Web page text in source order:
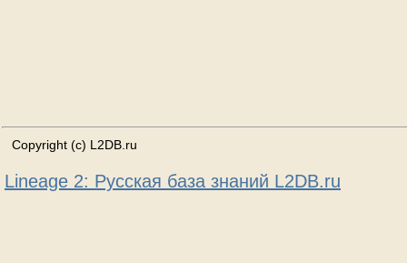
Copyright (c) L2DB.ru
Lineage 2: Русская база знаний L2DB.ru